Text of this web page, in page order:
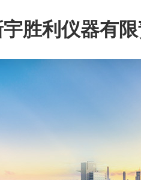
胜利仪器有